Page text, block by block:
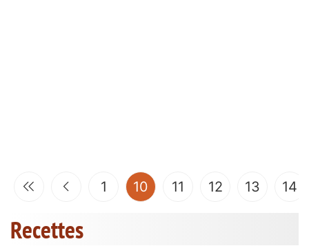
1 10 (current)
11 12 13 14
Recettes